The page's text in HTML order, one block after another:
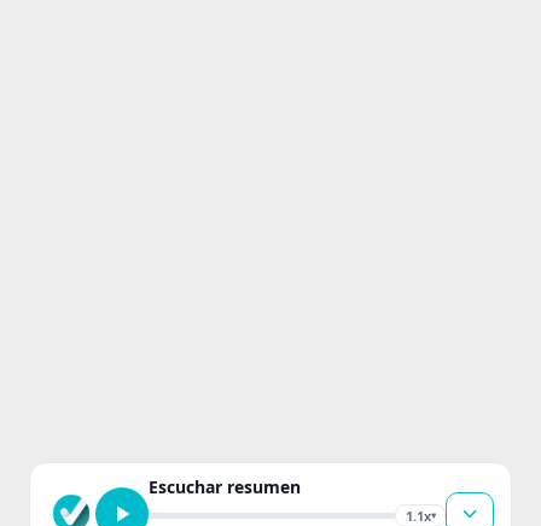
Escuchar resumen
1.1x▾